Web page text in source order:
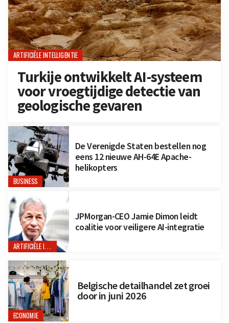
ARTIFICIËLE INTELLIGENTIE
Turkije ontwikkelt AI-systeem
voor vroegtijdige detectie van
geologische gevaren
BUSINESS
De Verenigde Staten bestellen nog
eens 12 nieuwe AH-64E Apache-
helikopters
ARTIFICIËLE INTELLIGENTIE
JPMorgan-CEO Jamie Dimon leidt
coalitie voor veiligere AI-integratie
ECONOMIE
Belgische detailhandel zet groei
door in juni 2026